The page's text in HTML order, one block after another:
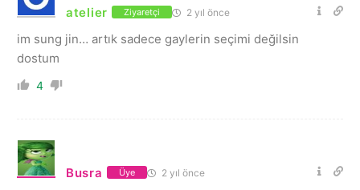
atelier Ziyaretçi 2 yıl önce
im sung jin… artık sadece gaylerin seçimi değilsin
dostum
4
Busra Üye 2 yıl önce